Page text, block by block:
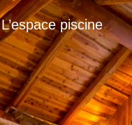
L’espace piscine